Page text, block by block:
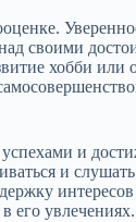
своими
хобби или
и
и
интересов
его увлечениях.